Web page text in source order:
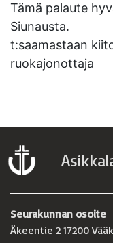
Tämä palaute
Siunausta.
t:saamastaan
ruokajonottaja
Seurakunnan osoite
Äkeentie 2 17200